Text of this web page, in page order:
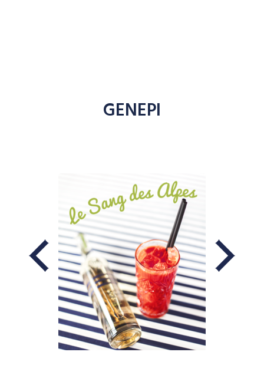
GENEPI